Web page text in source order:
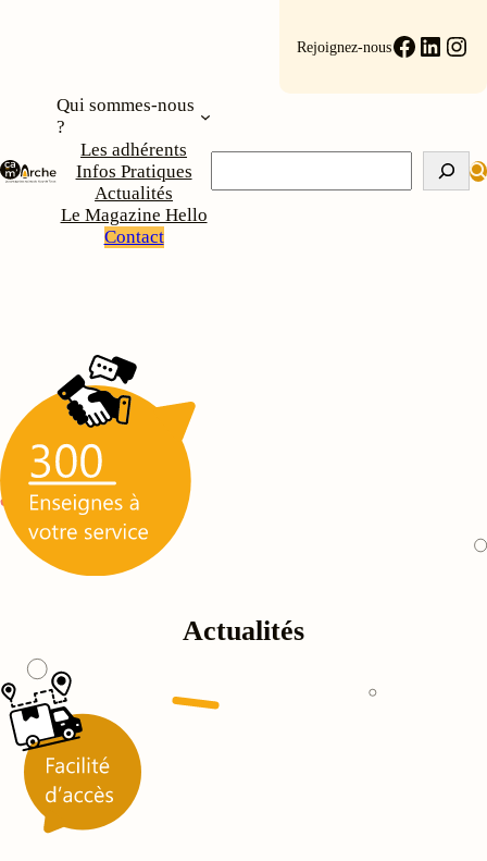
Rejoignez-nous
Qui sommes-nous
?
Les adhérents
Infos Pratiques
Actualités
Le Magazine Hello
Contact
Actualités